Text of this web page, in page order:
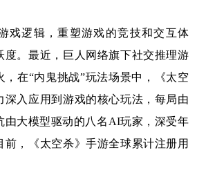
戏逻辑，重塑游戏的竞技和交互体
度。最近，巨人网络旗下社交推理游
，在“内鬼挑战”玩法场景中，《太空
深入应用到游戏的核心玩法，每局由
由大模型驱动的八名AI玩家，深受年
前，《太空杀》手游全球累计注册用